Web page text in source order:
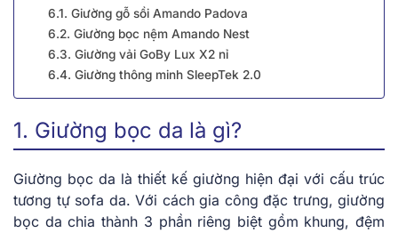
6.1. Giường gỗ sồi Amando Padova
6.2. Giường bọc nệm Amando Nest
6.3. Giường vải GoBy Lux X2 nỉ
6.4. Giường thông minh SleepTek 2.0
1. Giường bọc da là gì?
Giường bọc da là thiết kế giường hiện đại với cấu trúc
tương tự sofa da. Với cách gia công đặc trưng, giường
bọc da chia thành 3 phần riêng biệt gồm khung, đệm